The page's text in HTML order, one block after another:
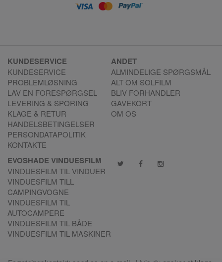
KUNDESERVICE
KUNDESERVICE
PROBLEMLØSNING
LAV EN FORESPØRGSEL
LEVERING & SPORING
KLAGE & RETUR
HANDELSBETINGELSER
PERSONDATAPOLITIK
KONTAKTE
ANDET
ALMINDELIGE SPØRGSMÅL
ALT OM SOLFILM
BLIV FORHANDLER
GAVEKORT
OM OS
EVOSHADE VINDUESFILM
VINDUESFILM TIL VINDUER
VINDUESFILM TILL
CAMPINGVOGNE
VINDUESFILM TIL
AUTOCAMPERE
VINDUESFILM TIL BÅDE
VINDUESFILM TIL MASKINER